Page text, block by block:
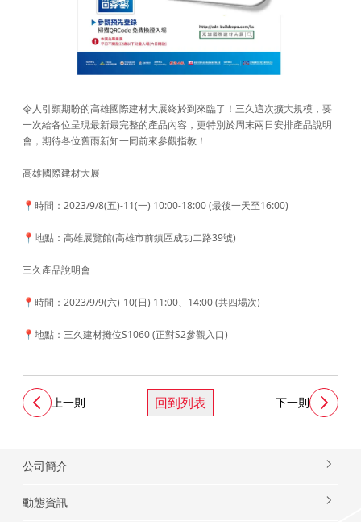
令人引頸期盼的高雄國際建材大展終於到來臨了！三久這次擴大規模，要
一次給各位呈現最新最完整的產品內容，更特別於周末兩日安排產品說明
會，期待各位舊雨新知一同前來參觀指教！
高雄國際建材大展
📍時間：2023/9/8(五)-11(一) 10:00-18:00 (最後一天至16:00)
📍地點：高雄展覽館(高雄市前鎮區成功二路39號)
三久產品說明會
📍時間：2023/9/9(六)-10(日) 11:00、14:00 (共四場次)
📍地點：三久建材攤位S1060 (正對S2參觀入口)
上一則 回到列表 下一則
公司簡介
動態資訊